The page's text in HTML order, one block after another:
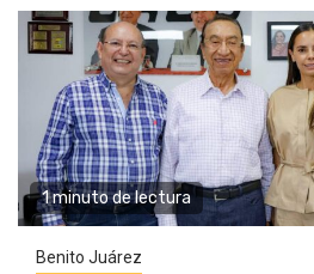
1 minuto de lectura
Benito Juárez